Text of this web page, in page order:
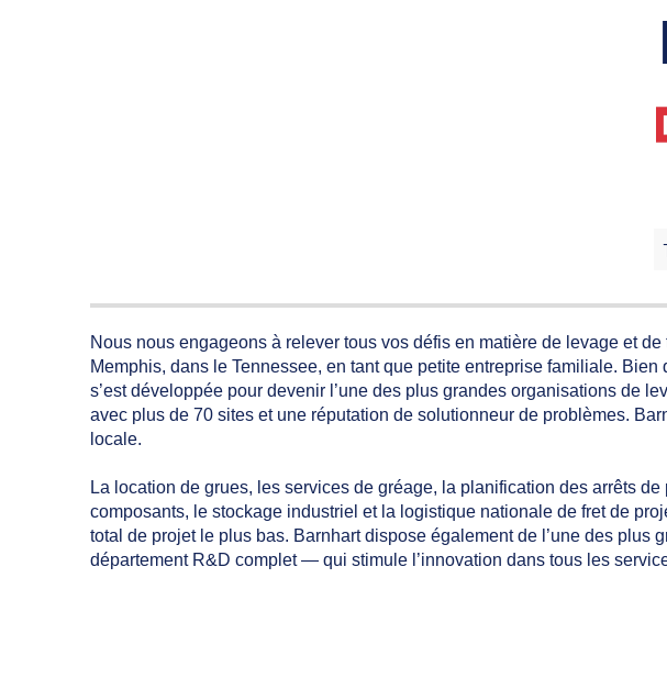
Nous nous engageons à relever tous vos défis en matière de levage et
Memphis, dans le Tennessee, en tant que petite entreprise familiale.
s’est développée pour devenir l’une des plus grandes organisations de
avec plus de 70 sites et une réputation de solutionneur de problèmes.
locale.
La location de grues, les services de gréage, la planification des arrêts
composants, le stockage industriel et la logistique nationale de fret de
total de projet le plus bas. Barnhart dispose également de l’une des
département R&D complet — qui stimule l’innovation dans tous les